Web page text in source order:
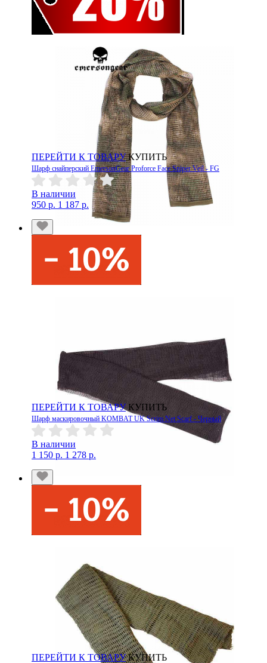
ПЕРЕЙТИ К ТОВАРУ КУПИТЬ
Шарф снайперский EmersonGear Proforce Face Sniper Veil - FG
В наличии
950 р. 1 187 р.
ПЕРЕЙТИ К ТОВАРУ КУПИТЬ
Шарф маскировочный KOMBAT UK Scrim Net Scarf - Черный
В наличии
1 150 р. 1 278 р.
ПЕРЕЙТИ К ТОВАРУ КУПИТЬ